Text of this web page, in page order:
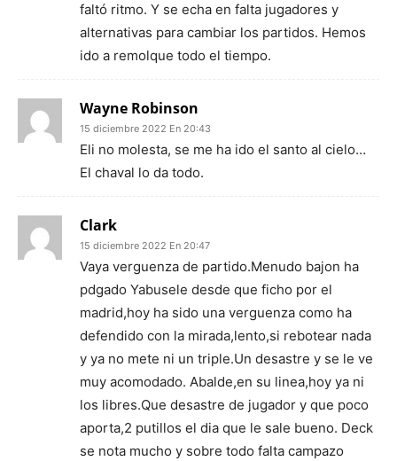
faltó ritmo. Y se echa en falta jugadores y
alternativas para cambiar los partidos. Hemos
ido a remolque todo el tiempo.
Wayne Robinson
15 diciembre 2022 En 20:43
Eli no molesta, se me ha ido el santo al cielo…
El chaval lo da todo.
Clark
15 diciembre 2022 En 20:47
Vaya verguenza de partido.Menudo bajon ha
pdgado Yabusele desde que ficho por el
madrid,hoy ha sido una verguenza como ha
defendido con la mirada,lento,si rebotear nada
y ya no mete ni un triple.Un desastre y se le ve
muy acomodado. Abalde,en su linea,hoy ya ni
los libres.Que desastre de jugador y que poco
aporta,2 putillos el dia que le sale bueno. Deck
se nota mucho y sobre todo falta campazo